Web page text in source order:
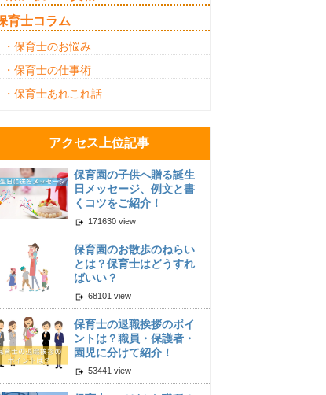
育士コラム
・保育士のお悩み
・保育士の仕事術
・保育士あれこれ話
アクセス上位記事
保育園の子供へ贈る誕生
日メッセージ、例文と書
くコツをご紹介！
171630 view
保育園のお散歩のねらい
とは？保育士はどうすれ
ばいい？
68101 view
保育士の退職挨拶のポイ
ントは？職員・保護者・
園児に分けて紹介！
53441 view